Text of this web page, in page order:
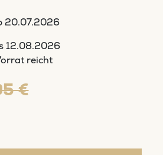
20.07.2026
12.08.2026
reicht
€